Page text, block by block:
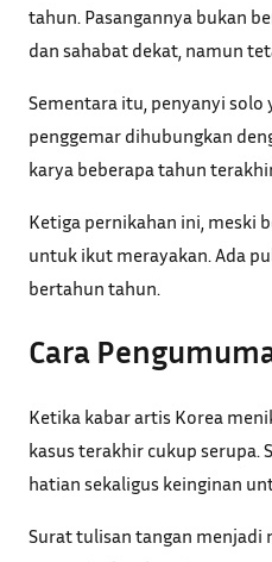
tahun. Pasangannya bukan
dan sahabat dekat, namun
Sementara itu, penyanyi
penggemar dihubungkan
karya beberapa tahun
Ketiga pernikahan ini, meski
untuk ikut merayakan. Ada
bertahun tahun.
Cara
Ketika kabar artis Korea
kasus terakhir cukup serupa.
hatian sekaligus keinginan
Surat tulisan tangan menjadi